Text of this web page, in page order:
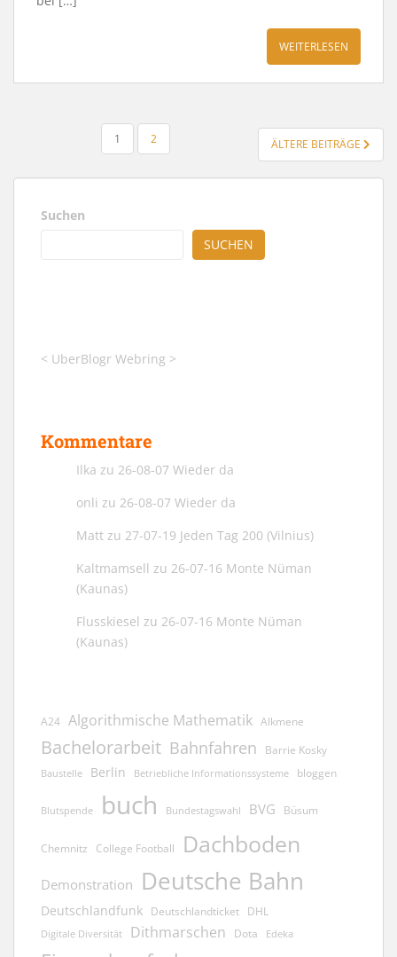
WEITERLESEN
SEITENNUMMERIERUNG
BEITRÄGE
1 2 ÄLTERE BEITRÄGE
Suchen
SUCHEN
< UberBlogr Webring >
Kommentare
Ilka zu 26-08-07 Wieder da
onli zu 26-08-07 Wieder da
Matt zu 27-07-19 Jeden Tag 200 (Vilnius)
Kaltmamsell zu 26-07-16 Monte Nüman
(Kaunas)
Flusskiesel zu 26-07-16 Monte Nüman
(Kaunas)
A24 Algorithmische Mathematik Alkmene
Bachelorarbeit Bahnfahren Barrie Kosky
Baustelle Berlin Betriebliche Informationssysteme bloggen
Blutspende buch Bundestagswahl BVG Büsum
Chemnitz College Football Dachboden
Demonstration Deutsche Bahn
Deutschlandfunk Deutschlandticket DHL
Digitale Diversität Dithmarschen Dota Edeka